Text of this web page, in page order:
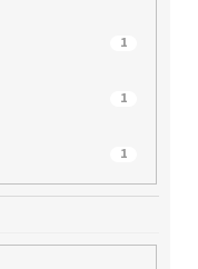
70
0
13
8
1
1
1